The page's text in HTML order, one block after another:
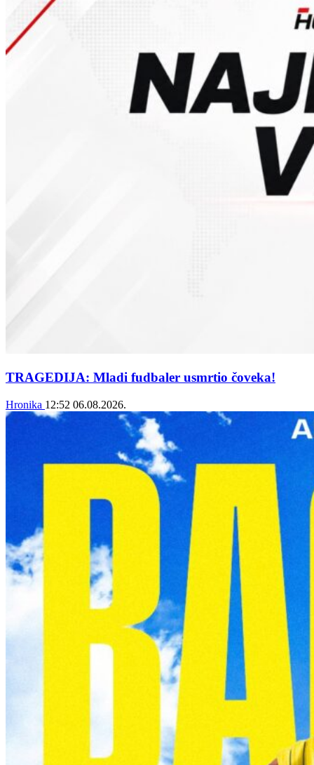
TRAGEDIJA: Mladi fudbaler usmrtio čoveka!
Hronika 12:52 06.08.2026.